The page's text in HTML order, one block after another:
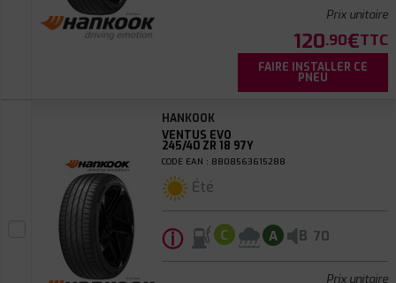
Prix unitaire
120.90€TTC
FAIRE INSTALLER CE
PNEU
HANKOOK
VENTUS EVO
245/40 ZR 18 97Y
CODE EAN : 8808563615288
Été
ⓘ C A B 70
Prix unitaire